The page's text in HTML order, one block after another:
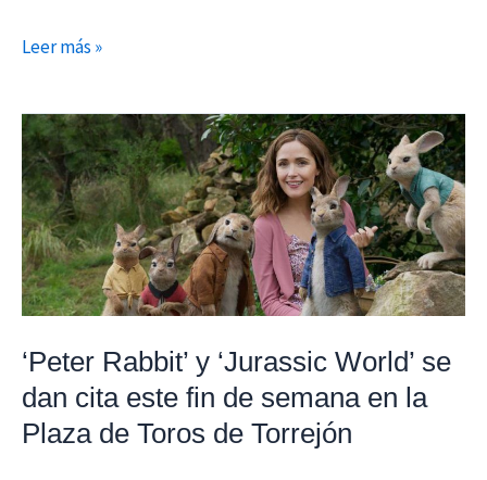
Leer más »
‘Peter Rabbit’ y ‘Jurassic World’ se
dan cita este fin de semana en la
Plaza de Toros de Torrejón
‘Peter
Rabbit’
y
‘Jurassic
World’
se
dan
este
fin
de